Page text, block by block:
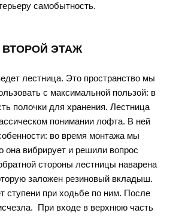
самобытность.
ВТОРОЙ ЭТАЖ
лестница. Это пространство мы
с максимальной пользой: в
полочки для хранения. Лестница
понимании лофта. В ней
во время монтажа мы
она вибрирует и решили вопрос
стороны лестницы наварена
заложен резиновый вкладыш.
ступени при ходьбе по ним. После
При входе в верхнюю часть